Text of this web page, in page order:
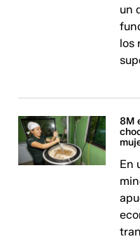
un
los
8M
En